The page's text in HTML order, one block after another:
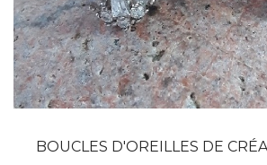
APERÇU RAPIDE
BOUCLES D'OREILLES DE